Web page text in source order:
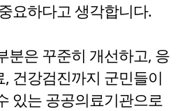
요하다고 생각합니다.
분은 꾸준히 개선하고, 응
건강검진까지 군민들이
있는 공공의료기관으로